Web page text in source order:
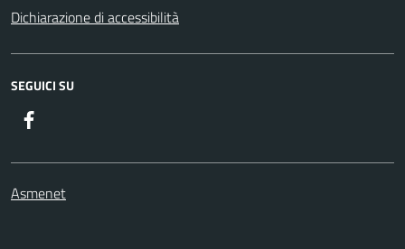
Dichiarazione di accessibilità
SEGUICI SU
Asmenet